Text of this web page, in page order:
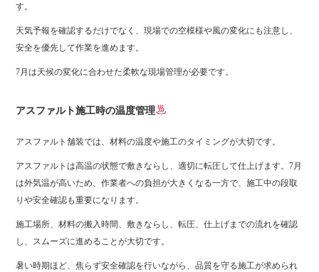
す。
天気予報を確認するだけでなく、現場での空模様や風の変化にも注意し、
安全を優先して作業を進めます。
7月は天候の変化に合わせた柔軟な現場管理が必要です。
アスファルト施工時の温度管理
アスファルト舗装では、材料の温度や施工のタイミングが大切です。
アスファルトは高温の状態で敷きならし、適切に転圧して仕上げます。7月
は外気温が高いため、作業者への負担が大きくなる一方で、施工中の段取
りや安全確認も重要になります。
施工場所、材料の搬入時間、敷きならし、転圧、仕上げまでの流れを確認
し、スムーズに進めることが大切です。
暑い時期ほど、焦らず安全確認を行いながら、品質を守る施工が求められ